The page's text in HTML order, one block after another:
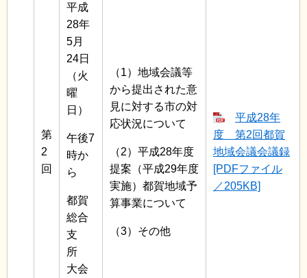
第
2
回
平成
28年
5月
24日
（火
曜
日）
午後7
時か
ら
都賀
総合
支
所
大会
（1）地域会議等
から提出された意
見に対する市の対
応状況について
（2）平成28年度
提案（平成29年度
実施）都賀地域予
算事業について
（3）その他
平成28年
度 第2回都賀
地域会議会議録
[PDFファイル
／205KB]